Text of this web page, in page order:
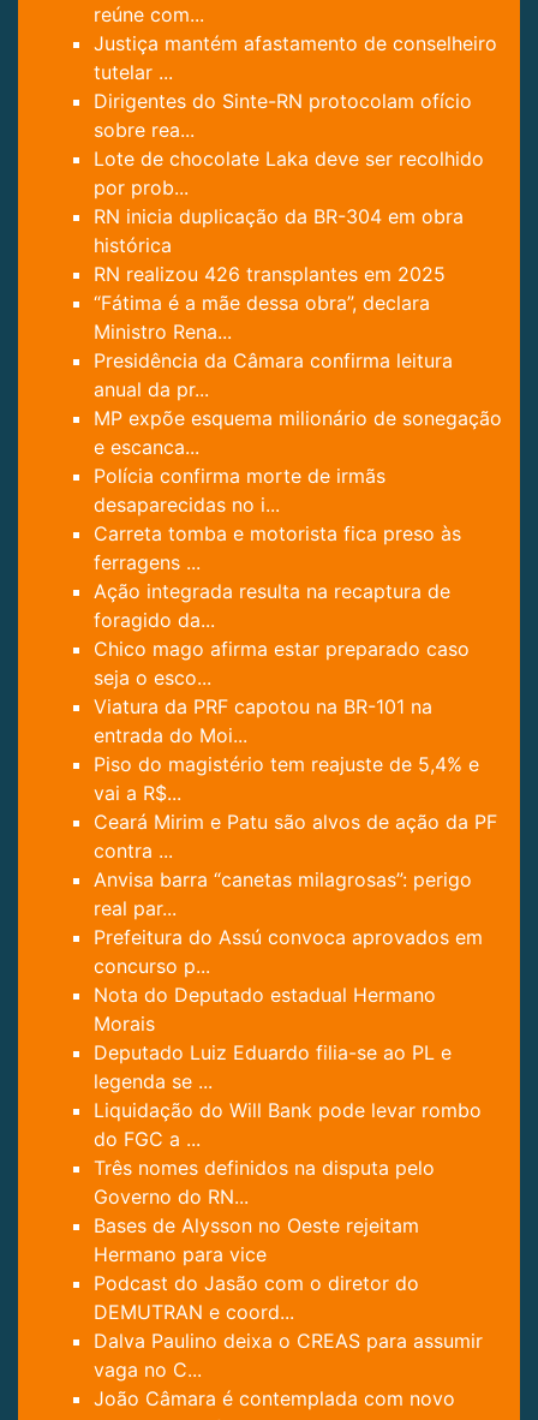
reúne com...
Justiça mantém afastamento de conselheiro
tutelar ...
Dirigentes do Sinte-RN protocolam ofício
sobre rea...
Lote de chocolate Laka deve ser recolhido
por prob...
RN inicia duplicação da BR-304 em obra
histórica
RN realizou 426 transplantes em 2025
“Fátima é a mãe dessa obra”, declara
Ministro Rena...
Presidência da Câmara confirma leitura
anual da pr...
MP expõe esquema milionário de sonegação
e escanca...
Polícia confirma morte de irmãs
desaparecidas no i...
Carreta tomba e motorista fica preso às
ferragens ...
Ação integrada resulta na recaptura de
foragido da...
Chico mago afirma estar preparado caso
seja o esco...
Viatura da PRF capotou na BR-101 na
entrada do Moi...
Piso do magistério tem reajuste de 5,4% e
vai a R$...
Ceará Mirim e Patu são alvos de ação da PF
contra ...
Anvisa barra “canetas milagrosas”: perigo
real par...
Prefeitura do Assú convoca aprovados em
concurso p...
Nota do Deputado estadual Hermano
Morais
Deputado Luiz Eduardo filia-se ao PL e
legenda se ...
Liquidação do Will Bank pode levar rombo
do FGC a ...
Três nomes definidos na disputa pelo
Governo do RN...
Bases de Alysson no Oeste rejeitam
Hermano para vice
Podcast do Jasão com o diretor do
DEMUTRAN e coord...
Dalva Paulino deixa o CREAS para assumir
vaga no C...
João Câmara é contemplada com novo